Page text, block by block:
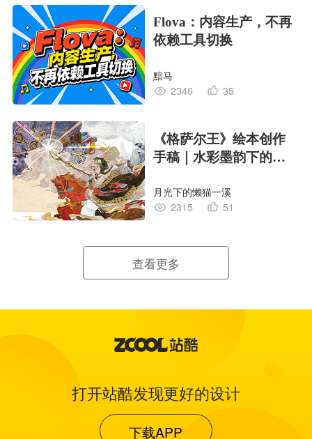
Flova：内容生产，不再
依赖工具切换
黯马
2346
35
《格萨尔王》绘本创作
手稿｜水彩墨韵下的史
月光下的懒猫一溪
2315
51
查看更多
打开站酷发现更好的设计
下载APP